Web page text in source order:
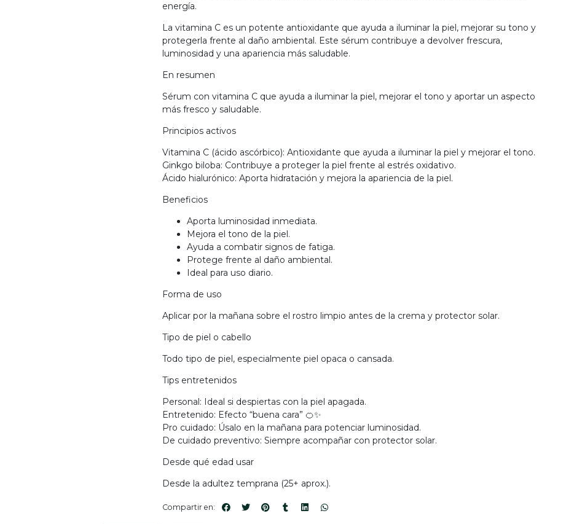
energía.
La vitamina C es un potente antioxidante que ayuda a iluminar la piel, mejorar su tono y
protegerla frente al daño ambiental. Este sérum contribuye a devolver frescura,
luminosidad y una apariencia más saludable.
En resumen
Sérum con vitamina C que ayuda a iluminar la piel, mejorar el tono y aportar un aspecto
más fresco y saludable.
Principios activos
Vitamina C (ácido ascórbico): Antioxidante que ayuda a iluminar la piel y mejorar el tono.
Ginkgo biloba: Contribuye a proteger la piel frente al estrés oxidativo.
Ácido hialurónico: Aporta hidratación y mejora la apariencia de la piel.
Beneficios
Aporta luminosidad inmediata.
Mejora el tono de la piel.
Ayuda a combatir signos de fatiga.
Protege frente al daño ambiental.
Ideal para uso diario.
Forma de uso
Aplicar por la mañana sobre el rostro limpio antes de la crema y protector solar.
Tipo de piel o cabello
Todo tipo de piel, especialmente piel opaca o cansada.
Tips entretenidos
Personal: Ideal si despiertas con la piel apagada.
Entretenido: Efecto “buena cara” 🍊✨
Pro cuidado: Úsalo en la mañana para potenciar luminosidad.
De cuidado preventivo: Siempre acompañar con protector solar.
Desde qué edad usar
Desde la adultez temprana (25+ aprox.).
Compartir en: